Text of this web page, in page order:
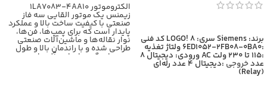
برند: Siemens سری: LOGO! 8 کد فنی
:6ED1052-2FB08-0BA0 ولتاژ تغذیه
:115 تا 230 ولت AC ورودی: دیجیتال 8
عددخروجی :دیجیتال 4 عدد رله‌ای
(Relay)
الکتروموتور 1LA7083-4AA10
زیمنس یک موتور القایی سه فاز
صنعتی با کیفیت ساخت بالا و عملکرد
پایدار است که برای پمپ‌ها، فن‌ها،
نوار نقاله‌ها و ماشین‌آلات صنعتی
طراحی شده و با راندمان بالا و طول
عمر زیاد، گزینه‌ای ایده‌آل برای